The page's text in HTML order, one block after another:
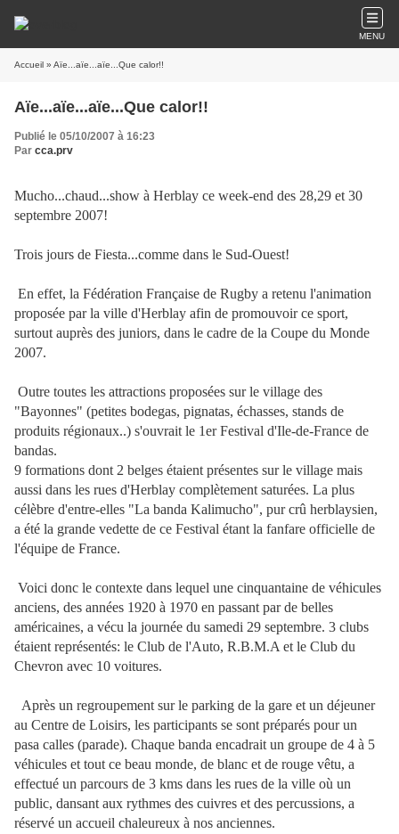
MENU
Accueil » Aïe...aïe...aïe...Que calor!!
Aïe...aïe...aïe...Que calor!!
Publié le 05/10/2007 à 16:23
Par cca.prv
Mucho...chaud...show à Herblay ce week-end des 28,29 et 30
septembre 2007!
Trois jours de Fiesta...comme dans le Sud-Ouest!
En effet, la Fédération Française de Rugby a retenu l'animation
proposée par la ville d'Herblay afin de promouvoir ce sport,
surtout auprès des juniors, dans le cadre de la Coupe du Monde
2007.
Outre toutes les attractions proposées sur le village des
"Bayonnes" (petites bodegas, pignatas, échasses, stands de
produits régionaux..) s'ouvrait le 1er Festival d'Ile-de-France de
bandas.
9 formations dont 2 belges étaient présentes sur le village mais
aussi dans les rues d'Herblay complètement saturées. La plus
célèbre d'entre-elles "La banda Kalimucho", pur crû herblaysien,
a été la grande vedette de ce Festival étant la fanfare officielle de
l'équipe de France.
Voici donc le contexte dans lequel une cinquantaine de véhicules
anciens, des années 1920 à 1970 en passant par de belles
américaines, a vécu la journée du samedi 29 septembre. 3 clubs
étaient représentés: le Club de l'Auto, R.B.M.A et le Club du
Chevron avec 10 voitures.
Après un regroupement sur le parking de la gare et un déjeuner
au Centre de Loisirs, les participants se sont préparés pour un
pasa calles (parade). Chaque banda encadrait un groupe de 4 à 5
véhicules et tout ce beau monde, de blanc et de rouge vêtu, a
effectué un parcours de 3 kms dans les rues de la ville où un
public, dansant aux rythmes des cuivres et des percussions, a
réservé un accueil chaleureux à nos anciennes.